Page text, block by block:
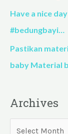
Have a nice
#bedungbayi…
Pastikan
baby Material
Archives